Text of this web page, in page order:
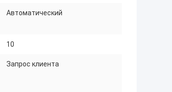
Автоматический
10
Запрос клиента